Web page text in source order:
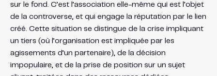
sur le fond. C’est l’association elle-même qui est l’objet
de la controverse, et qui engage la réputation par le lien
créé. Cette situation se distingue de la crise impliquant
un tiers (où l’organisation est impliquée par les
agissements d’un partenaire), de la décision
impopulaire, et de la prise de position sur un sujet